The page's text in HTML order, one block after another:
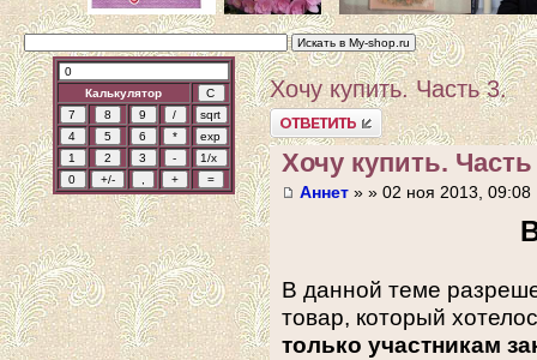
Калькулятор Хочу купить. Часть 3.
Ответить
Хочу купить. Часть
Аннет » » 02 ноя 2013, 09:08
В данной теме
товар, который
только участникам